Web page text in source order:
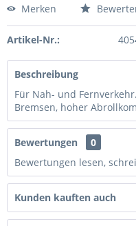
Merken
Artikel-Nr.:
Beschreibung
Für Nah- und
Bremsen, hoher
Bewertungen
0
Bewertungen lesen,
Kunden kauften auch